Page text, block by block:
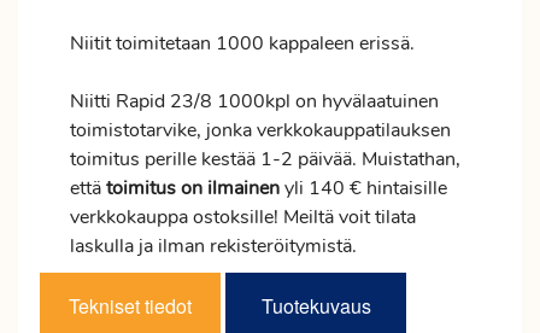
Niitit toimitetaan 1000 kappaleen erissä.
Niitti Rapid 23/8 1000kpl on hyvälaatuinen
toimistotarvike, jonka verkkokauppatilauksen
toimitus perille kestää 1-2 päivää. Muistathan,
ettätoimituson ilmainenyli 140 € hintaisille
verkkokauppa ostoksille! Meiltä voit tilata
laskulla ja ilman rekisteröitymistä.
Tekniset tiedot Tuotekuvaus